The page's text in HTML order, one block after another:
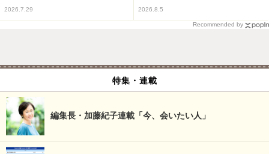
2026.7.29 2026.8.5
Recommended by
特集・連載
編集長・加藤紀子連載「今、会いたい人」